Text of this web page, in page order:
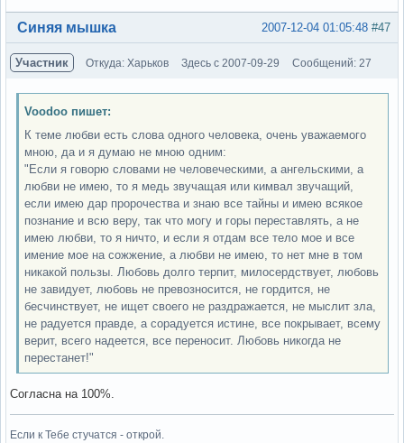
Вне форума #47
2007-12-04 01:05:48
Синяя мышка
Участник Откуда: Харьков Здесь с 2007-09-29 Сообщений: 27
Voodoo пишет:
К теме любви есть слова одного человека, очень уважаемого
мною, да и я думаю не мною одним:
"Если я говорю словами не человеческими, а ангельскими, а
любви не имею, то я медь звучащая или кимвал звучащий,
если имею дар пророчества и знаю все тайны и имею всякое
познание и всю веру, так что могу и горы переставлять, а не
имею любви, то я ничто, и если я отдам все тело мое и все
имение мое на сожжение, а любви не имею, то нет мне в том
никакой пользы. Любовь долго терпит, милосердствует, любовь
не завидует, любовь не превозносится, не гордится, не
бесчинствует, не ищет своего не раздражается, не мыслит зла,
не радуется правде, а сорадуется истине, все покрывает, всему
верит, всего надеется, все переносит. Любовь никогда не
перестанет!"
Согласна на 100%.
Если к Тебе стучатся - открой.